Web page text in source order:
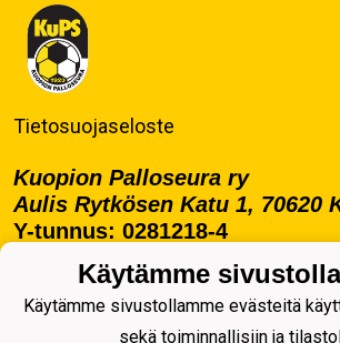
Tietosuojaseloste
Kuopion Palloseura ry
Aulis Rytkösen Katu 1, 70620
Y-tunnus: 0281218-4
KuPS -Elämänmittainen
Käytämme
Käytämme sivustollamme evästeitä
sekä toiminnallisiin ja